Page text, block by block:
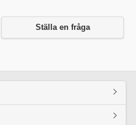
Ställa en fråga